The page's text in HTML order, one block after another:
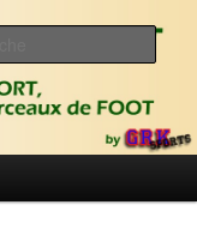
Sports Blog